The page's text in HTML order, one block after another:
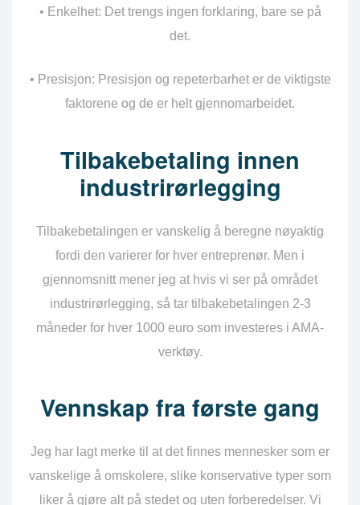
• Enkelhet: Det trengs ingen forklaring, bare se på
det.
• Presisjon: Presisjon og repeterbarhet er de viktigste
faktorene og de er helt gjennomarbeidet.
Tilbakebetaling innen
industrirørlegging
Tilbakebetalingen er vanskelig å beregne nøyaktig
fordi den varierer for hver entreprenør. Men i
gjennomsnitt mener jeg at hvis vi ser på området
industrirørlegging, så tar tilbakebetalingen 2-3
måneder for hver 1000 euro som investeres i AMA-
verktøy.
Vennskap fra første gang
Jeg har lagt merke til at det finnes mennesker som er
vanskelige å omskolere, slike konservative typer som
liker å gjøre alt på stedet og uten forberedelser. Vi